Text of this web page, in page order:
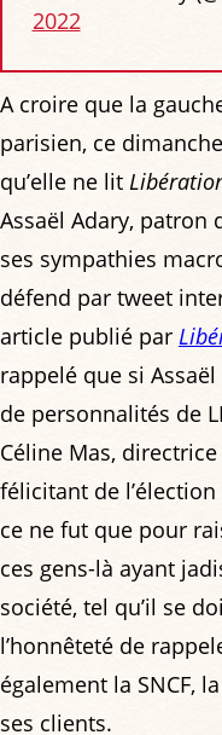
2022
A croire que la
parisien, ce
qu’elle ne lit
Assaël Adary, patron
ses sympathies
défend par tweet
article publié par
rappelé que si
de personnalités de
Céline Mas,
félicitant de
ce ne fut que pour
ces gens-là ayant
société, tel qu’il se
l’honnêteté de
également la SNCF,
ses clients.